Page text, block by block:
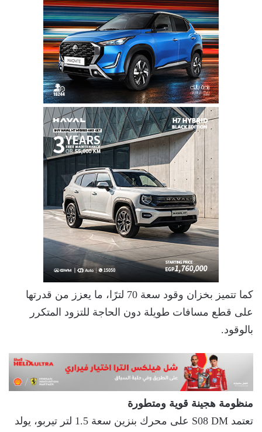
كما تتميز بخزان وقود سعة 70 لترًا، ما يعزز من قدرتها
على قطع مسافات طويلة دون الحاجة للتزود المتكرر
بالوقود.
منظومة هجينة قوية ومتطورة
تعتمد S08 DM على محرك بنزين سعة 1.5 لتر تيربو، يولد